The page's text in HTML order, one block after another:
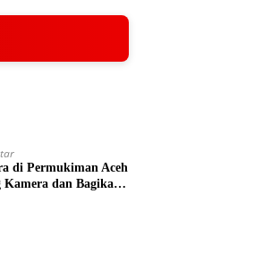
di Permukiman Aceh
Kamera dan Bagikan